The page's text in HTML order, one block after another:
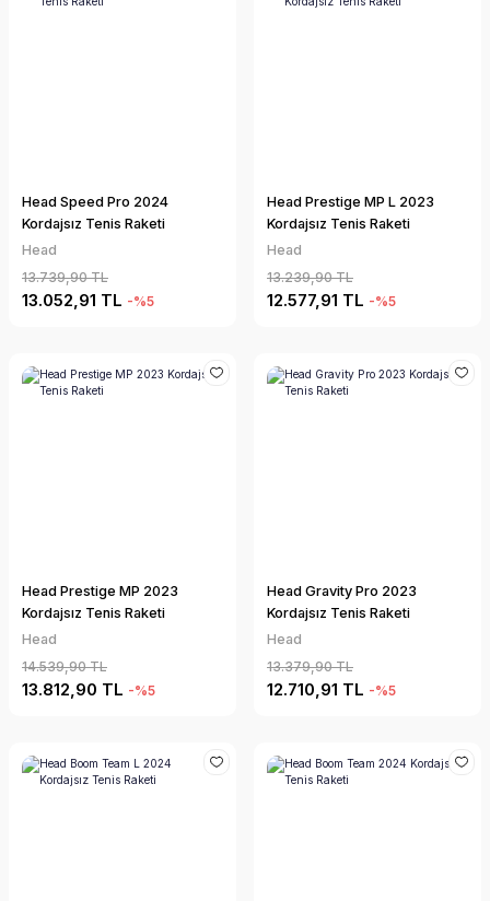
Head Speed Pro 2024
Kordajsız Tenis Raketi
Head
13.739,90 TL
13.052,91 TL -%5
Head Prestige MP L 2023
Kordajsız Tenis Raketi
Head
13.239,90 TL
12.577,91 TL -%5
Head Prestige MP 2023
Kordajsız Tenis Raketi
Head
14.539,90 TL
13.812,90 TL -%5
Head Gravity Pro 2023
Kordajsız Tenis Raketi
Head
13.379,90 TL
12.710,91 TL -%5